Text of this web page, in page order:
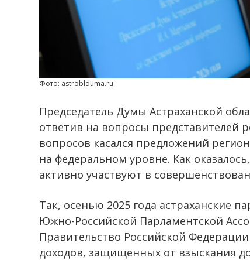
Фото: astroblduma.ru
Председатель Думы Астраханской
ответив на вопросы
вопросов касался предложений
на федеральном уровне. Как
активно участвуют в
Так, осенью 2025 года астраханские
Южно-Российской Парламентской
Правительство Российской
доходов, защищенных от взыскания